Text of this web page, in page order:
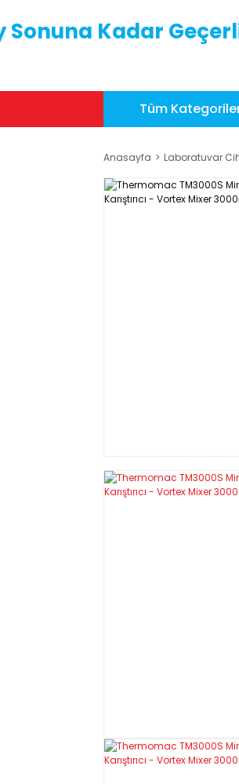
Sonuna Kadar
Tüm
Anasayfa Laboratuvar